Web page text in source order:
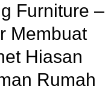
Furniture –
Membuat
Hiasan
Rumah